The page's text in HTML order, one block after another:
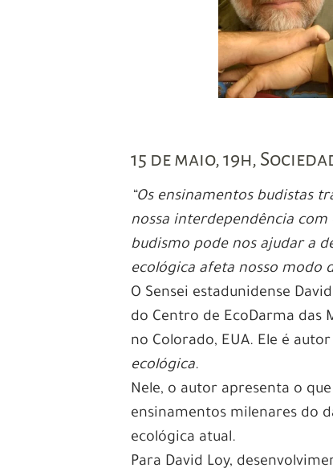
15 de maio, 19h,
“Os ensinamentos budistas
nossa interdependência
budismo pode nos ajudar a
ecológica afeta nosso modo
O Sensei estadunidense
do Centro de EcoDarma das
no Colorado, EUA. Ele é
ecológica.
Nele, o autor apresenta o
ensinamentos milenares do
ecológica atual.
Para David Loy,